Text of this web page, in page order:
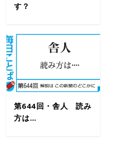
す？
第644回・舎人 読み
方は…